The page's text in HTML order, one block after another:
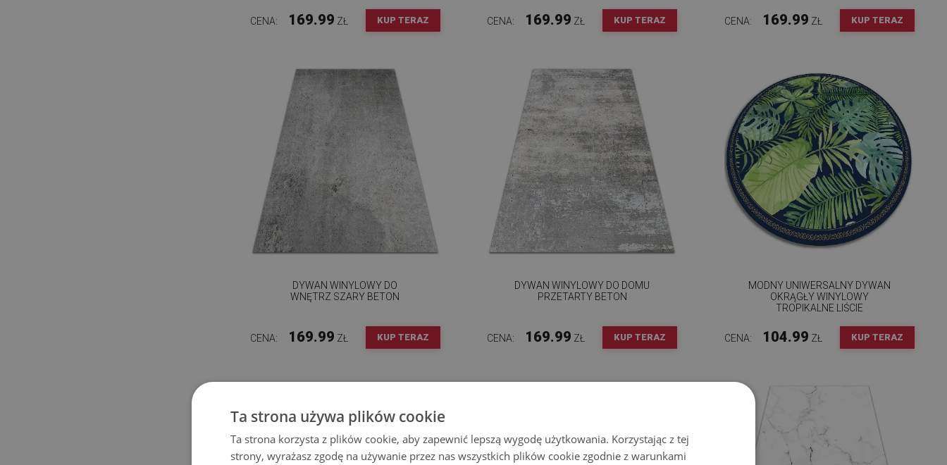
CENA: 169.99 ZŁ KUP TERAZ CENA: 169.99 ZŁ KUP TERAZ CENA: 169.99 ZŁ KUP TERAZ
DYWAN WINYLOWY DO
WNĘTRZ SZARY BETON
CENA: 169.99 ZŁ KUP TERAZ
DYWAN WINYLOWY DO DOMU
PRZETARTY BETON
CENA: 169.99 ZŁ KUP TERAZ
MODNY UNIWERSALNY DYWAN
OKRĄGŁY WINYLOWY
TROPIKALNE LIŚCIE
CENA: 104.99 ZŁ KUP TERAZ
Ta strona używa plików cookie
Ta strona korzysta z plików cookie, aby zapewnić lepszą wygodę użytkowania. Korzystając z tej
strony, wyrażasz zgodę na używanie przez nas wszystkich plików cookie zgodnie z warunkami